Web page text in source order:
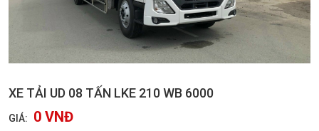
XE TẢI UD 08 TẤN LKE 210 WB 6000
GIÁ: 0 VNĐ